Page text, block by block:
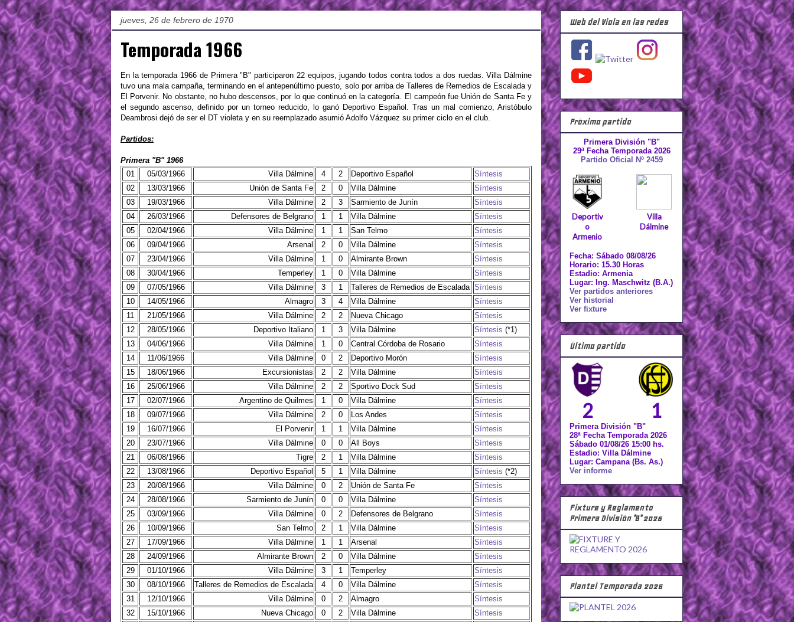
jueves, 26 de febrero de 1970
Temporada 1966
En la temporada 1966 de Primera "B" participaron 22 equipos, jugando todos contra todos a dos ruedas. Villa Dálmine
tuvo una mala campaña, terminando en el antepenúltimo puesto, solo por arriba de Talleres de Remedios de Escalada y
El Porvenir. No obstante, no hubo descensos, por lo que continuó en la categoría. El campeón fue Unión de Santa Fe y
el segundo ascenso, definido por un torneo reducido, lo ganó Deportivo Español. Tras un mal comienzo, Aristóbulo
Deambrosi dejó de ser el DT violeta y en su reemplazado asumió Adolfo Vázquez su primer ciclo en el club.
Partidos:
Primera "B" 1966
01
05/03/1966 Villa Dálmine 4 2 Deportivo Español
Síntesis
02
13/03/1966 Unión de Santa Fe 2 0 Villa Dálmine
Síntesis
03
19/03/1966 Villa Dálmine 2 3 Sarmiento de Junín
Síntesis
04
26/03/1966 Defensores de Belgrano 1 1 Villa Dálmine
Síntesis
05
02/04/1966 Villa Dálmine 1 1 San Telmo
Síntesis
06
09/04/1966 Arsenal 2 0 Villa Dálmine
Síntesis
07
23/04/1966 Villa Dálmine 1 0 Almirante Brown
Síntesis
08
30/04/1966 Temperley 1 0 Villa Dálmine
Síntesis
09
07/05/1966 Villa Dálmine 3 1 Talleres de Remedios de Escalada Síntesis
10
14/05/1966 Almagro 3 4 Villa Dálmine
Síntesis
11
21/05/1966 Villa Dálmine 2 2 Nueva Chicago
Síntesis
12
28/05/1966 Deportivo Italiano 1 3 Villa Dálmine Síntesis (*1)
13
04/06/1966 Villa Dálmine 1 0 Central Córdoba de Rosario
Síntesis
14
11/06/1966 Villa Dálmine 0 2 Deportivo Morón
Síntesis
15
18/06/1966 Excursionistas 2 2 Villa Dálmine
Síntesis
16
25/06/1966 Villa Dálmine 2 2 Sportivo Dock Sud
Síntesis
17
02/07/1966 Argentino de Quilmes 1 0 Villa Dálmine
Síntesis
18
09/07/1966 Villa Dálmine 2 0 Los Andes
Síntesis
19
16/07/1966 El Porvenir 1 1 Villa Dálmine
Síntesis
20
23/07/1966 Villa Dálmine 0 0 All Boys
Síntesis
21
06/08/1966 Tigre 2 1 Villa Dálmine
Síntesis
22
13/08/1966 Deportivo Español 5 1 Villa Dálmine Síntesis (*2)
23
20/08/1966 Villa Dálmine 0 2 Unión de Santa Fe
Síntesis
24
28/08/1966 Sarmiento de Junín 0 0 Villa Dálmine
Síntesis
25
03/09/1966 Villa Dálmine 0 2 Defensores de Belgrano
Síntesis
26
10/09/1966 San Telmo 2 1 Villa Dálmine
Síntesis
27
17/09/1966 Villa Dálmine 1 1 Arsenal
Síntesis
28
24/09/1966 Almirante Brown 2 0 Villa Dálmine
Síntesis
29
01/10/1966 Villa Dálmine 3 1 Temperley
Síntesis
30
08/10/1966 Talleres de Remedios de Escalada 4 0 Villa Dálmine
Síntesis
31
12/10/1966 Villa Dálmine 0 2 Almagro
Síntesis
32
15/10/1966 Nueva Chicago 0 2 Villa Dálmine
Síntesis
Web del Viola en las redes
Próximo partido
Primera División "B"
29ª Fecha Temporada 2026
Partido Oficial Nº 2459
Deportiv
o
Armenio
Villa
Dálmine
Fecha: Sábado 08/08/26
Horario: 15.30 Horas
Estadio: Armenia
Lugar: Ing. Maschwitz (B.A.)
Ver partidos anteriores
Ver historial
Ver fixture
Último partido
2 1
Primera División "B"
28ª Fecha Temporada 2026
Sábado 01/08/26 15:00 hs.
Estadio: Villa Dálmine
Lugar: Campana (Bs. As.)
Ver informe
Fixture y Reglamento
Primera División "B" 2026
Plantel Temporada 2026